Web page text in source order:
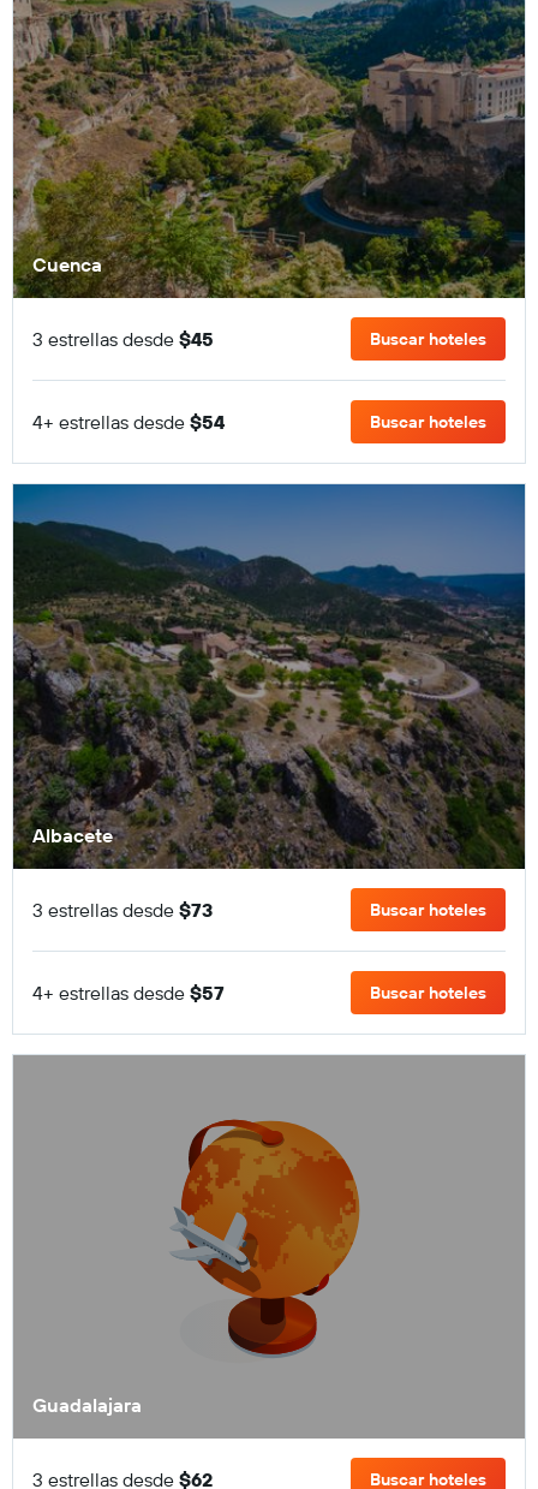
Cuenca
3 estrellas desde $45 Buscar hoteles
4+ estrellas desde $54 Buscar hoteles
Albacete
3 estrellas desde $73 Buscar hoteles
4+ estrellas desde $57 Buscar hoteles
Guadalajara
3 estrellas desde $62 Buscar hoteles